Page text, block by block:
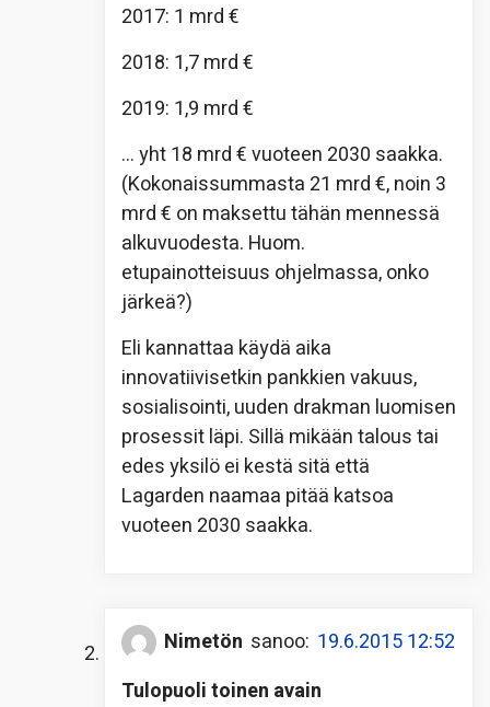
2017: 1 mrd €
2018: 1,7 mrd €
2019: 1,9 mrd €
… yht 18 mrd € vuoteen 2030 saakka.
(Kokonaissummasta 21 mrd €, noin 3
mrd € on maksettu tähän mennessä
alkuvuodesta. Huom.
etupainotteisuus ohjelmassa, onko
järkeä?)
Eli kannattaa käydä aika
innovatiivisetkin pankkien vakuus,
sosialisointi, uuden drakman luomisen
prosessit läpi. Sillä mikään talous tai
edes yksilö ei kestä sitä että
Lagarden naamaa pitää katsoa
vuoteen 2030 saakka.
Nimetön sanoo: 19.6.2015 12:52
Tulopuoli toinen avain